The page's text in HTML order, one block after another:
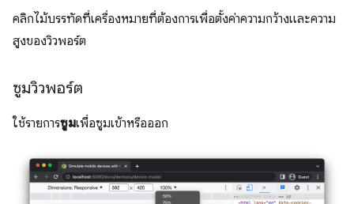
คลิกไม้บรรทัดที่เครื่องหมายที่ต้องการเพื่อตั้งค่าความกว้างและความ
สูงของวิวพอร์ต
ซูมวิวพอร์ต
ใช้รายการซูมเพื่อซูมเข้าหรือออก